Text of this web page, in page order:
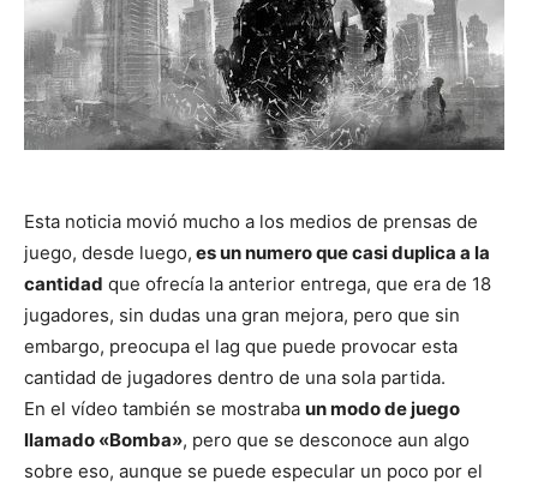
Esta noticia movió mucho a los medios de prensas de
juego, desde luego, es un numero que casi duplica a la
cantidad que ofrecía la anterior entrega, que era de 18
jugadores, sin dudas una gran mejora, pero que sin
embargo, preocupa el lag que puede provocar esta
cantidad de jugadores dentro de una sola partida.
En el vídeo también se mostraba un modo de juego
llamado «Bomba», pero que se desconoce aun algo
sobre eso, aunque se puede especular un poco por el